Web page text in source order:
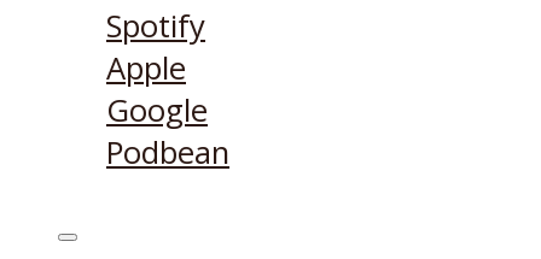
Spotify
Apple
Google
Podbean